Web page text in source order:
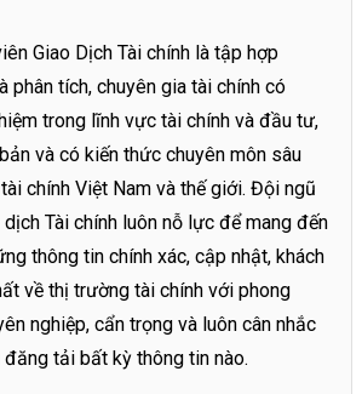
Giao Dịch Tài chính là tập hợp
phân tích, chuyên gia tài chính có
trong lĩnh vực tài chính và đầu tư,
và có kiến thức chuyên môn sâu
chính Việt Nam và thế giới. Đội ngũ
Tài chính luôn nỗ lực để mang đến
thông tin chính xác, cập nhật, khách
về thị trường tài chính với phong
nghiệp, cẩn trọng và luôn cân nhắc
tải bất kỳ thông tin nào.